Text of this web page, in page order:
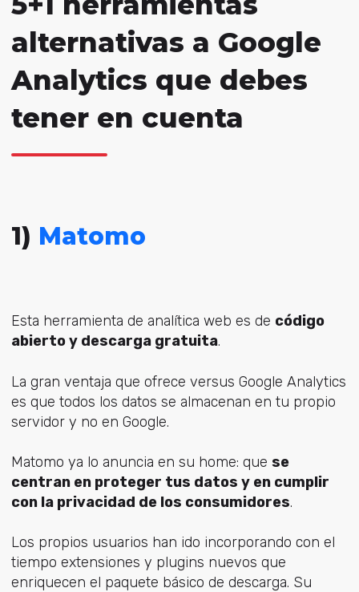
alternativas a Google
Analytics que debes
tener en cuenta
1) Matomo
Esta herramienta de analítica web es de código
abierto y descarga gratuita.
La gran ventaja que ofrece versus Google Analytics
es que todos los datos se almacenan en tu propio
servidor y no en Google.
Matomo ya lo anuncia en su home: que se
centran en proteger tus datos y en cumplir
con la privacidad de los consumidores.
Los propios usuarios han ido incorporando con el
tiempo extensiones y plugins nuevos que
enriquecen el paquete básico de descarga. Su